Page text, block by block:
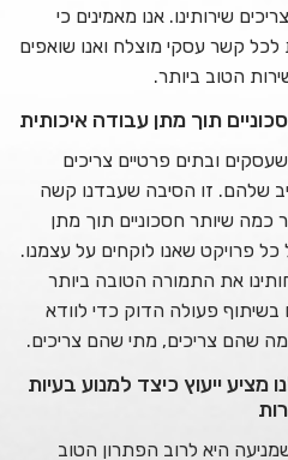
שירותינו. אנו מאמינים כי
לכל קשר עסקי מוצלח ואנו שואפים
הטוב ביותר.
תוך מתן עבודה איכותית
ובתים פרטיים צריכים
שלהם. זו הסיבה שעבדנו קשה
כמה שיותר חסכוניים תוך מתן
פרויקט שאנו לוקחים על עצמנו.
את התמורה הטובה ביותר
פעולה הדוק כדי לוודא
שהם צריכים, מתי שהם צריכים.
מציע ייעוץ כיצד למנוע בעיות
היא לרוב הפתרון הטוב